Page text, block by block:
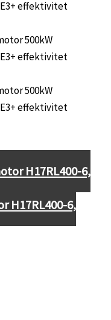
H17RL400-6,
H17RL400-6,